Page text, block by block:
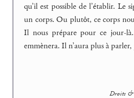
qu’il est possible de l’établir. Le
un corps. Ou plutôt, ce corps
Il nous prépare pour ce jour-
emmènera. Il n’aura plus à
Droits &